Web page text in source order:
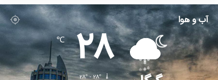
آب و هوا
28
℃
28º - 28º